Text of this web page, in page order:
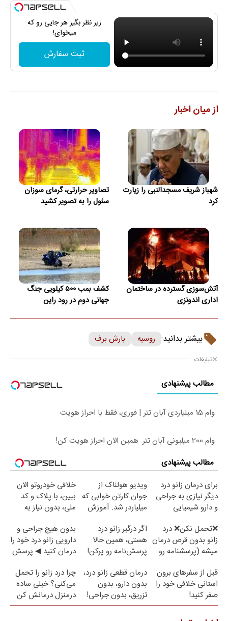
زیر نظر بگیر هر جایی رو که
میخوای!
ثبت سفارش
از میان اخبار
شهباز شریف مسجدالنبی را زیارت
کرد
تصاویر حرارتی، گرمای سوزان
سئول را به تصویر کشید
آتش‌سوزی گسترده در ساختمان
اداری اندونزی
کشف بمب ۵۰۰ کیلویی جنگ
جهانی دوم در رود راین
بیشتر بدانید: روسیه بارش برف
تبلیغات
مطالب پیشنهادی
وام 15 میلیاردی آبان تتر | فوری، فقط با احراز هویت
وام 200 میلیونی آبان تتر. همین الان احراز هویت کن!
مطالب پیشنهادی
برای درمان زانو درد
دیگر نیازی به جراحی
و دارو شیمیایی
ویدیو هولناک از
جوان کارتن خوابی که
میلیاردر شد. آموزش
خلافی خودروتو الان
ببین، با پلاک و کد
ملی، بدون نیاز به
❌تحمل نکن❌ درد
زانو بدون قرص درمان
میشه (پرسشنامه رو
اگر درگیر زانو درد
هستی، همین حالا
پرسش‌نامه رو پرکن!
بدون هیچ جراحی و
دارویی زانو درد خود را
درمان کنید ◀ پرسش
قبل از سفرهای برون
استانی خلافی خود را
صفر کنید!
درمان قطعی زانو درد،
بدون دارو، بدون
تزریق، بدون جراحی!
(پرسش‌نامه)
چرا درد زانو را تحمل
می‌کنی؟ خیلی ساده
درمنزل درمانش کن